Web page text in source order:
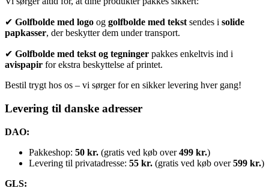
✔ Golfbolde med logo og golfbolde med tekst sendes i solide
papkasser, der beskytter dem under transport.
✔ Golfbolde med tekst og tegninger pakkes enkeltvis ind i
avispapir for ekstra beskyttelse af printet.
Bestil trygt hos os – vi sørger for en sikker levering hver gang!
Levering til danske adresser
DAO:
Pakkeshop: 50 kr. (gratis ved køb over499 kr.)
Levering til privatadresse: 55 kr. (gratis ved køb over599 kr.)
GLS: